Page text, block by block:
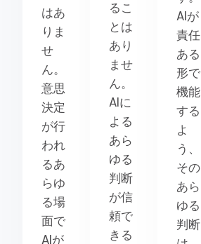
はあ
りま
せ
ん。
意思
決定
が行
われ
るあ
らゆ
る場
面で
AIが
るこ
とは
あり
ませ
ん。
AIに
よる
あら
ゆる
判断
が信
頼で
きる
AIが
責任
ある
形で
機能
する
よ
う、
その
あら
ゆる
判断